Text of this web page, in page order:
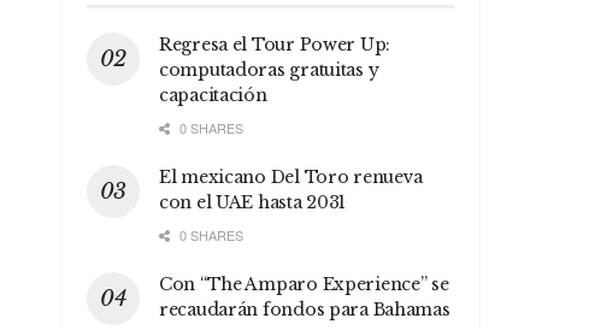
Regresa el Tour Power Up:
computadoras gratuitas y
capacitación
0 SHARES
El mexicano Del Toro renueva
con el UAE hasta 2031
0 SHARES
Con “The Amparo Experience” se
recaudarán fondos para Bahamas